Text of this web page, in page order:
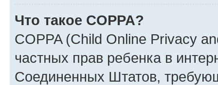
Что такое COPPA?
COPPA (Child Online Privacy
частных прав ребенка в
Соединенных Штатов,